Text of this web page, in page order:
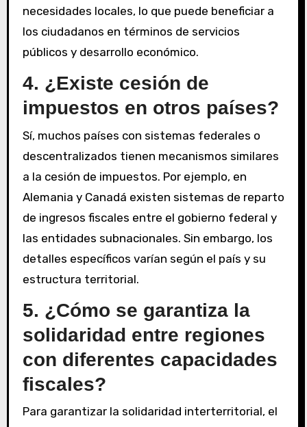
necesidades locales, lo que puede beneficiar a
los ciudadanos en términos de servicios
públicos y desarrollo económico.
4. ¿Existe cesión de
impuestos en otros países?
Sí, muchos países con sistemas federales o
descentralizados tienen mecanismos similares
a la cesión de impuestos. Por ejemplo, en
Alemania y Canadá existen sistemas de reparto
de ingresos fiscales entre el gobierno federal y
las entidades subnacionales. Sin embargo, los
detalles específicos varían según el país y su
estructura territorial.
5. ¿Cómo se garantiza la
solidaridad entre regiones
con diferentes capacidades
fiscales?
Para garantizar la solidaridad interterritorial, el